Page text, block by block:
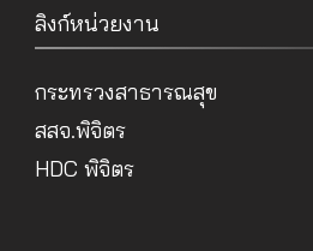
ลิงก์หน่วยงาน
กระทรวงสาธารณสุข
สสจ.พิจิตร
HDC พิจิตร